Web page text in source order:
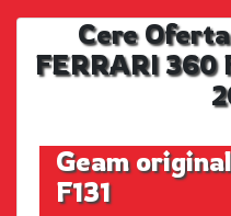
Cere
FERRARI 360
Geam
F131